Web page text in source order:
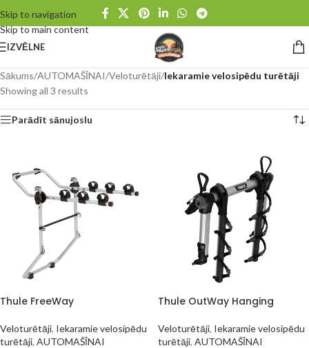
Skip to navigation
Skip to main content
IZVĒLNE
Sākums/AUTOMAŠĪNAI/Veloturētāji/Iekaramie velosipēdu turētāji
Showing all 3 results
Parādīt sānujoslu
Thule FreeWay
Veloturētāji, Iekaramie velosipēdu
turētāji, AUTOMAŠĪNAI
Thule OutWay Hanging
Veloturētāji, Iekaramie velosipēdu
turētāji, AUTOMAŠĪNAI